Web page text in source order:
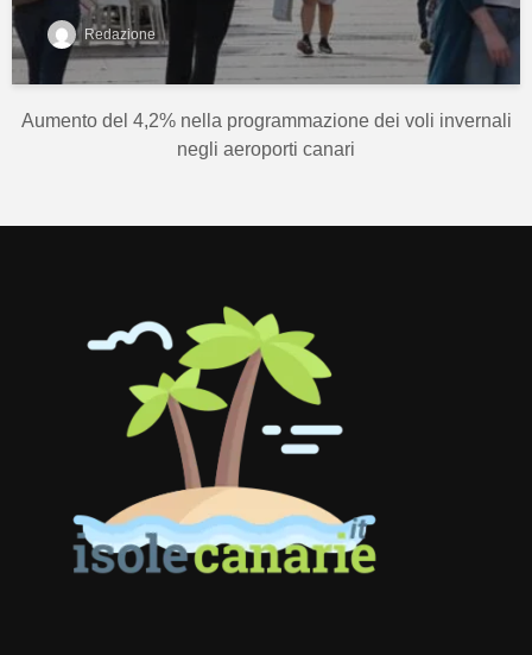
Redazione
Aumento del 4,2% nella programmazione dei voli invernali
negli aeroporti canari